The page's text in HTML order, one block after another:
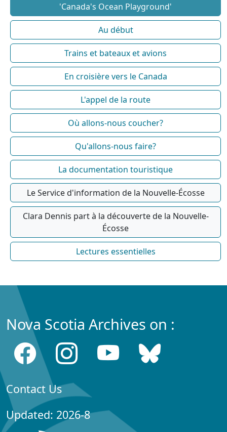
'Canada's Ocean Playground'
Au début
Trains et bateaux et avions
En croisière vers le Canada
L'appel de la route
Où allons-nous coucher?
Qu'allons-nous faire?
La documentation touristique
Le Service d'information de la Nouvelle-Écosse
Clara Dennis part à la découverte de la Nouvelle-
Écosse
Lectures essentielles
Nova Scotia Archives on :
Contact Us
Updated: 2026-8